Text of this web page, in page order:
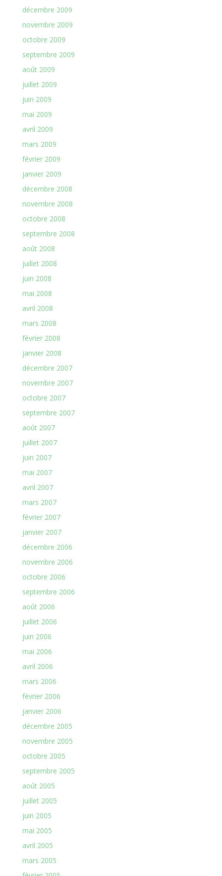
décembre 2009
novembre 2009
octobre 2009
septembre 2009
août 2009
juillet 2009
juin 2009
mai 2009
avril 2009
mars 2009
février 2009
janvier 2009
décembre 2008
novembre 2008
octobre 2008
septembre 2008
août 2008
juillet 2008
juin 2008
mai 2008
avril 2008
mars 2008
février 2008
janvier 2008
décembre 2007
novembre 2007
octobre 2007
septembre 2007
août 2007
juillet 2007
juin 2007
mai 2007
avril 2007
mars 2007
février 2007
janvier 2007
décembre 2006
novembre 2006
octobre 2006
septembre 2006
août 2006
juillet 2006
juin 2006
mai 2006
avril 2006
mars 2006
février 2006
janvier 2006
décembre 2005
novembre 2005
octobre 2005
septembre 2005
août 2005
juillet 2005
juin 2005
mai 2005
avril 2005
mars 2005